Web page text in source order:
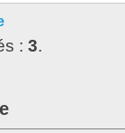
: 3.